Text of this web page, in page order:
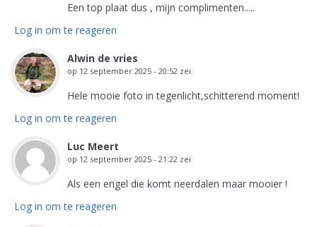
Een top plaat dus , mijn complimenten.....
Log in om te reageren
Alwin de vries
op 12 september 2025 - 20:52 zei:
Hele mooie foto in tegenlicht,schitterend moment!
Log in om te reageren
Luc Meert
op 12 september 2025 - 21:22 zei:
Als een engel die komt neerdalen maar mooier !
Log in om te reageren